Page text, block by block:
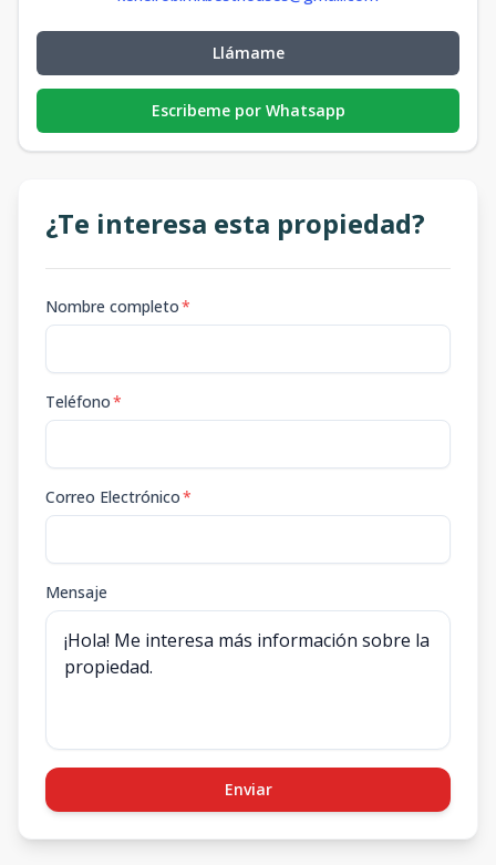
Llámame
Escribeme por Whatsapp
¿Te interesa esta propiedad?
Nombre completo*
Teléfono*
Correo Electrónico*
Mensaje
Enviar